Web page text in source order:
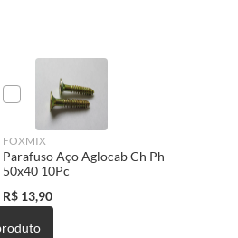
FOXMIX
Parafuso Aço Aglocab Ch Ph
50x40 10Pc
R$ 13,90